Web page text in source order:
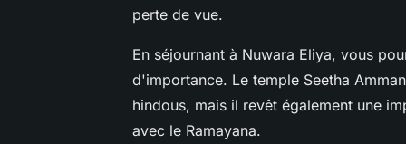
perte de vue.
En séjournant à Nuwara Eliya, vous
d'importance. Le temple Seetha
hindous, mais il revêt également une
avec le Ramayana.